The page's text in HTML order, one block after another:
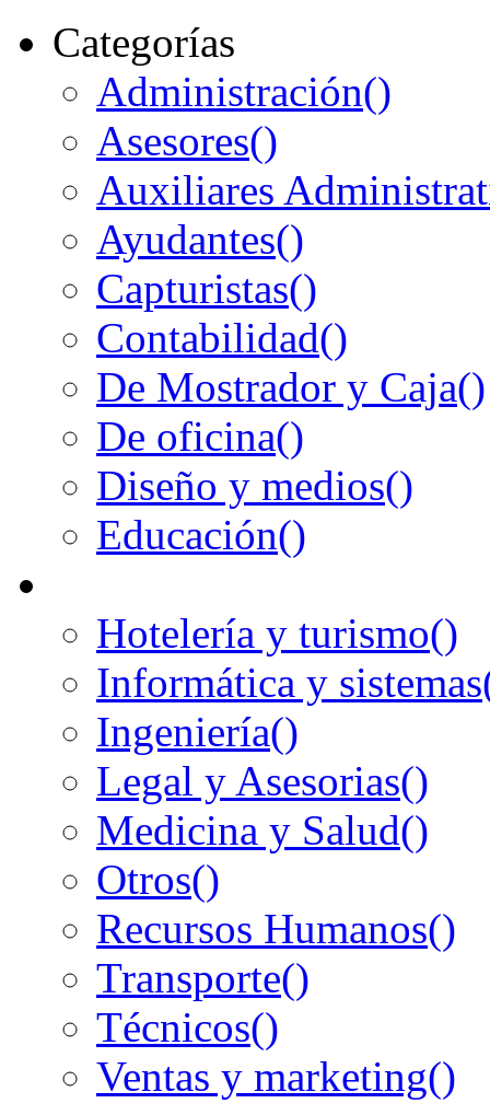
Categorías
Administración()
Asesores()
Auxiliares
Ayudantes()
Capturistas()
Contabilidad()
De Mostrador y Caja()
De oficina()
Diseño y medios()
Educación()
Hotelería y turismo()
Informática y sistemas
Ingeniería()
Legal y Asesorias()
Medicina y Salud()
Otros()
Recursos Humanos()
Transporte()
Técnicos()
Ventas y marketing()